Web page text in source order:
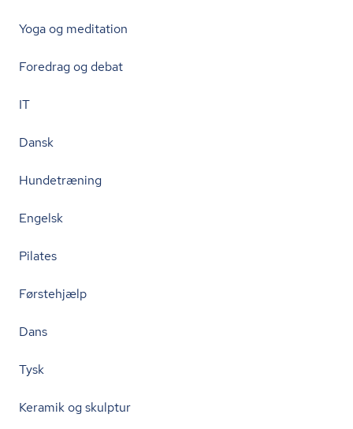
Yoga og meditation
Foredrag og debat
IT
Dansk
Hundetræning
Engelsk
Pilates
Førstehjælp
Dans
Tysk
Keramik og skulptur